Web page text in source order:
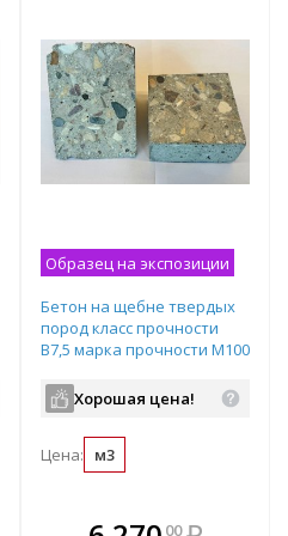
В комплекте
Образец на экспозиции
Бетон на щебне твердых
пород класс прочности
B7,5 марка прочности М100
водопроницаемость W2
Хорошая цена!
Цена: м3
00